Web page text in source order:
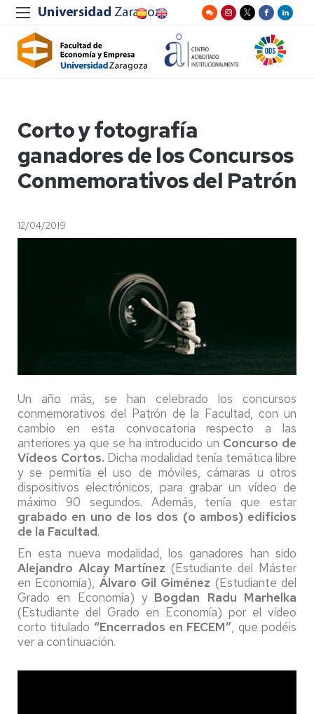
Corto y fotografía
ganadores de los Concursos
Conmemorativos del Patrón
12/04/2019
Un año más, se han celebrado los concursos
conmemorativos del Patrón de la Facultad, con un
cambio en esta convocatoria respecto a las
anteriores ya que se ha introducido un Concurso de
Vídeos Cortos. Dicha modalidad tenía temática libre
y se permitía el uso de móviles, cámaras u otros
dispositivos electrónicos, para grabar un vídeo de
máximo 90 segundos. Además, tenía que estar
grabado en uno de los dos (o ambos) edificios
de la Facultad.
En esta nueva modalidad, los ganadores han sido
Alejandro Alcay Martínez (Estudiante del Máster
en Economía), Álvaro Gil Giménez (Estudiante del
Grado en Economía) y Bogdan Radu Marhelka
(Estudiante del Grado en Economía) por el vídeo
corto titulado “Encerrados en FECEM”, que podéis
ver a continuación.